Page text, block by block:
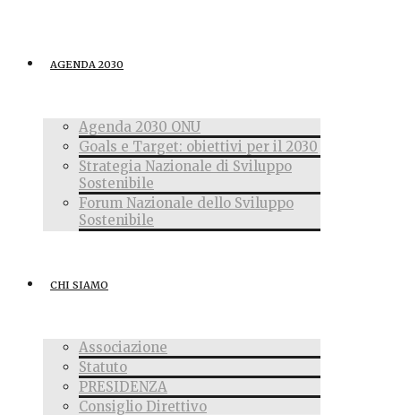
AGENDA 2030
Agenda 2030 ONU
Goals e Target: obiettivi per il 2030
Strategia Nazionale di Sviluppo
Sostenibile
Forum Nazionale dello Sviluppo
Sostenibile
CHI SIAMO
Associazione
Statuto
PRESIDENZA
Consiglio Direttivo